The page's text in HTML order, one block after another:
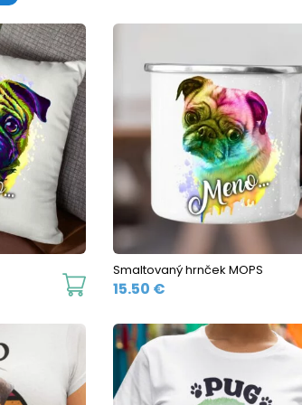
Smaltovaný hrnček MOPS
15.50 €